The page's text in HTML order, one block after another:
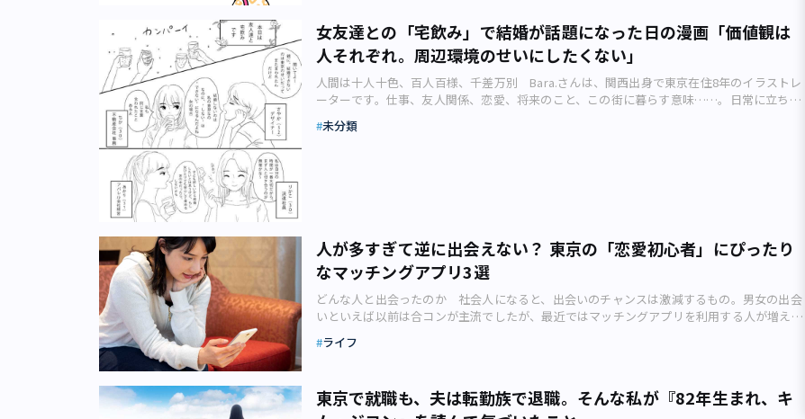
とり暮らしをしていると話していました。実直で、裏表のない性格。自分のほかにも交際女
性がいるとか、実は既婚者だった、なんてことは考えにくいと思ってはいました。しかし、
「一度くらいあなたの部屋にもお邪魔してみたい」 とC子さんが申し出ても、いつも何とな
くはぐらかされてしまうのでした。 「来てもいいけど、驚かないで」「来てもいいけど、驚
かないで」「読書や音楽が好きで、本やCD、レコードを昔から集めている」 「休日には街
歩きをして、神田・神保町のような古書店街によく出掛ける」 彼は自分の趣味をそう語っ
ていました。 たしかにC子さんの部屋で一緒にテレビを見ているとき、70～80年代のヒッ
していて、どんな生活をしているのか先に知りたい」 と切り出したのがきっかけでした。
「もちろん構わない。でも、部屋にたくさんモノがあるから、できれば驚かないでほしい」
「もう何年も人を招いていない」 彼が初めてOKを出したため、さっそく次の週末に来訪
のマンションへ、ふたりで向かいました。 新卒のときに賃貸契約したため、当時の給料
に見合う家賃7万円ちょっとのワンルーム。広さはおよそ20平方メートル。30代後半の会社
員男性が都内で暮らす部屋としては、どちらかといえば質素だという印象をC子さんは抱い
間、一気に氷解しました。 床じゅう、足の踏み場もないほどに積み上げられた本、本、
本の山。ベランダに続く掃き出し窓以外の3辺の壁を埋め尽くす、レコードとCDの数々。
ティーであれ、互いに寄せる信頼や好意の片りんを、その視線の交わりやしぐさの端々から
視聴者はするどく見抜くもの。 「当時からお似合いだと思っていた」「実際に結婚してく
れてうれしい」と、まるで自分自身や親しい友人のことのように吉報を歓迎するのです。 港
区赤坂にあるTBSテレビ。ふたりの出会いのきっかけとなった、ドラマ『逃げるは恥だが役
に立つ』を放送した（画像：写真AC） 注目すべき共通点はほかにもあります。 第一線
に目が行きがちです。 しかし今回の2組は、交際をひけらかすことなくそれぞれの仕事を
せ、祝福ムードをいっそう高めていると言えそうです。 特に世間の耳目を集めやすい女優
たちの結婚をめぐっては、つい数年前頃まで「お相手は一般男性」というケースが多く聞か
れました。一般男性とは言うものの、ふたを開けてみたら大手企業の御曹司であったり、新
興企業の若手社長であったり。 女優の結婚は、いつの時代も世間の大きな関心事（画像：
写真AC） もちろんそれが悪いという意味では決してないのですが、そこはかとなくお金
のにおいをかぎ取ったファンたちは、少々複雑な気持ちにもなったものでした。 世の中
には、大衆になかなか受け入れられない結婚というものも存在します。世間の大多数が「反
う。 華やかな東京で成功を収め、美貌も名声も全て手に入れた著名人に注目が集まるの
は、無理からぬことなのかもしれません。 その点、芸能人同士でありながらこれほどま
したのでしょうか。杉並区に住む25歳の鈴木真美子さん（仮名）は、コロナ禍に「結婚する
理由」を見つめ直したといいます。 東京のカップル、5年交際の始まり東京のカップル、5
年交際の始まり 真美子さんは恋人の亮太さん（仮名）と大学のバンドサークルで出会いま
した。 当時20歳だった真美子さんは、ふたつ年上の亮太さんにひと目惚れ。亮太さんは
音楽の才能と穏やかな性格からサークル内でもモテていましたが、ふたりはお酒好きという
共通点もあり、1年にわたる猛アタックの末に真美子さんは晴れて亮太さんと恋人同士にな
ることができました。 そこからの学生生活は幸せに満ちたものだったといいます。亮太さ
えば何とか頑張れました」と語ります。 しかし、そんな真美子さんの気持ちは自身が就職
したのを機に大きく変わることに。真美子さんはIT企業に事務員として入社し、そこで仕事
への情熱にあふれる人たちに出会ったことで彼への見方が変化したのです。 その頃、亮太
さんは再び別の会社で働き始めていましたが、毎日仕事に対する愚痴ばかりを真美子さんに
話していました。会社での向上心もなく、やりたいことを聞いても「特にない」とはぐらか
たり、昇進のために文句も言わず業務を遂行していたり。 ちょうど付き合いも長くなって
マスに、彼氏にディナーに連れて行ってもらったり、ブランド物のバックやアクセサリーを
す。 それは精神衛生上よくないな……そう思い、コロナ以前は居場所を求め、さまざまな
場所に顔を出すようにしていました。 そのひとつが「イベントバー」。日替わりで店長
びにいっていました。 そんな中、とあるお客さんに出会いました。その人はイベントバ
ーからほど近い場所に店を構え、ひとりでパン屋を営んでいるとのこと。ときどきバーで顔
を合わせるようになり、少しずつ会話するようになりました。 「うちで店番してみます
間関係ガチャ」（一緒に働く同僚との相性によって働きやすさが決まってしまう）のような
ところもあるので二の足を踏んでしまいます。 そんなことをなんとなくパン屋さんに話す
と、「じゃあうちで店番してみますか」とのこと。「お客さんが来ない間はiPadで漫画を描
いていたり、本を読んだりしていいですよ」と。 あくまで少しの手伝いなのですが、それ
ゆえに設定された「ゆるさ」がいいなあと思い、店番をすることにしました。 焼きたてパ
ンの香りに包まれて 焼きたてのパンのいい香りのする店内で、穏やかな音楽とかわいいイ
ンテリア……ちょっとした非日常感を感じながら店番を開始します。気分は物語の世界で
屋さんに「おかげで銀行や仕入れに行けて助かりましたよ」と言われてうれしかったり……
店番してよかったなあと感じることが増えていきました。 居場所と思える場所で働きたい
女友達との「宅飲み」で結婚が話題になった日の漫画「価値観は
人それぞれ。周辺環境のせいにしたくない」
人間は十人十色、百人百様、千差万別 Bara.さんは、関西出身で東京在住8年のイラストレ
ーターです。仕事、友人関係、恋愛、将来のこと、この街に暮らす意味……。日常に立ち現
れる、ふとした感情の揺らぎを切り取るBara.さんのアーバンライフメトロ・オリジナル4コ
マ漫画。今回のテーマは「人それぞれ」です。 Bara.さんの体験を描いた漫画のカット
応でも出ますね。周りも結婚していない子が多いのですが、老後を考えて結婚したいと言う
子もいれば、今回の漫画に出てきたような意見の子もいて、本当にさまざまです。 ――結婚に対
と思います。結婚だけではなく、ジェンダー（男女の役割についての固定観念）に関しても
ですが、さまざまな形があって当たり前だと思っています。 ――東京での結婚にあって、地方で
の結婚にないものを教えてください。 私はまだ結婚もしていなければ子どももいないの
ありがとうございます。結婚に限らず、何かがあなたを縛りつけているのであれば、一度そ
れから一歩引いてみて自分の本当の思いを考えてみるのも大事だと思います。私はあなたの
未分類
人が多すぎて逆に出会えない？ 東京の「恋愛初心者」にぴったり
なマッチングアプリ3選
どんな人と出会ったのか 社会人になると、出会いのチャンスは激減するもの。男女の出会
いといえば以前は合コンが主流でしたが、最近ではマッチングアプリを利用する人が増えて
います。 マッチングアプリと聞くと一昔前の出会い系アプリのイメージが先行し、「危な
いもの」というイメージを抱く人がいまだに多いかもしれません。しかし出会い系にみられ
ングアプリでの出会いは比較的珍しいものではないよう。実際にどんな人と出会ったのか、
ライフ
東京で就職も、夫は転勤族で退職。そんな私が『82年生まれ、キ